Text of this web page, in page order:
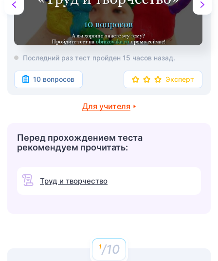
Последний раз тест пройден 15 часов назад.
10 вопросов Эксперт
Для учителя
Перед прохождением теста
рекомендуем прочитать:
Труд и творчество
/10